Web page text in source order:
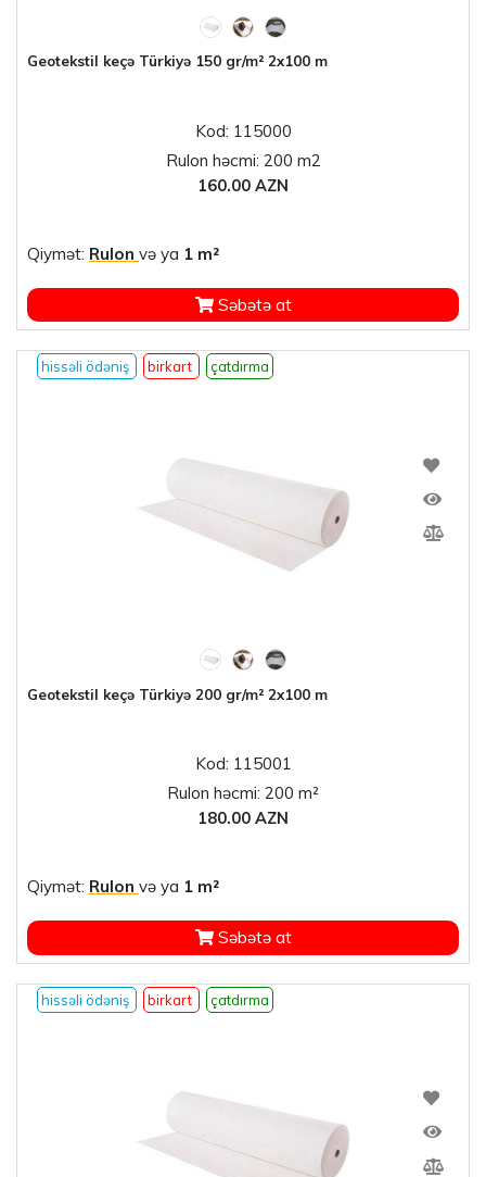
Geotekstil keçə Türkiyə 150 gr/m² 2x100 m
Kod: 115000
Rulon həcmi: 200 m2
160.00 AZN
Qiymət: Rulon və ya 1 m²
Səbətə at
hissəli ödəniş birkart çatdırma
Geotekstil keçə Türkiyə 200 gr/m² 2x100 m
Kod: 115001
Rulon həcmi: 200 m²
180.00 AZN
Qiymət: Rulon və ya 1 m²
Səbətə at
hissəli ödəniş birkart çatdırma